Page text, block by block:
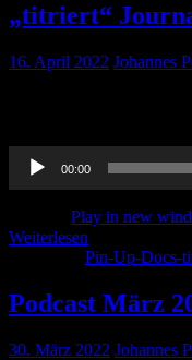
„titriert“
16. April 2022 Johannes
Audio-
Player
00:00
Play in new
Weiterlesen
Pin-Up-Docs-
Podcast März
30. März 2022 Johannes